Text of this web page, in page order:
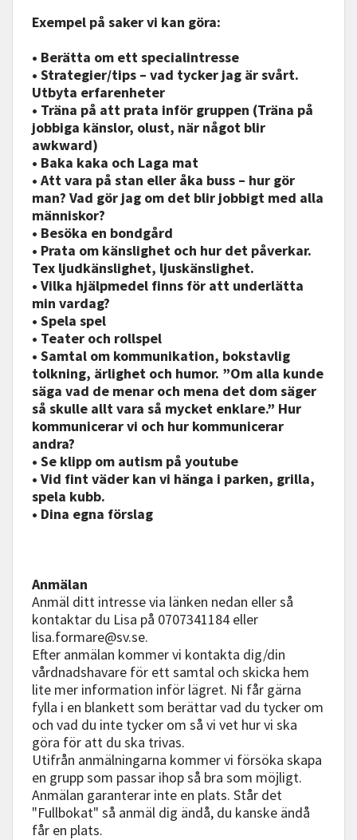
Exempel på saker vi kan göra:
• Berätta om ett specialintresse
• Strategier/tips – vad tycker jag är svårt.
Utbyta erfarenheter
• Träna på att prata inför gruppen (Träna på
jobbiga känslor, olust, när något blir
awkward)
• Baka kaka och Laga mat
• Att vara på stan eller åka buss – hur gör
man? Vad gör jag om det blir jobbigt med alla
människor?
• Besöka en bondgård
• Prata om känslighet och hur det påverkar.
Tex ljudkänslighet, ljuskänslighet.
• Vilka hjälpmedel finns för att underlätta
min vardag?
• Spela spel
• Teater och rollspel
• Samtal om kommunikation, bokstavlig
tolkning, ärlighet och humor. ”Om alla kunde
säga vad de menar och mena det dom säger
så skulle allt vara så mycket enklare.” Hur
kommunicerar vi och hur kommunicerar
andra?
• Se klipp om autism på youtube
• Vid fint väder kan vi hänga i parken, grilla,
spela kubb.
• Dina egna förslag
Anmälan
Anmäl ditt intresse via länken nedan eller så
kontaktar du Lisa på 0707341184 eller
lisa.formare@sv.se.
Efter anmälan kommer vi kontakta dig/din
vårdnadshavare för ett samtal och skicka hem
lite mer information inför lägret. Ni får gärna
fylla i en blankett som berättar vad du tycker om
och vad du inte tycker om så vi vet hur vi ska
göra för att du ska trivas.
Utifrån anmälningarna kommer vi försöka skapa
en grupp som passar ihop så bra som möjligt.
Anmälan garanterar inte en plats. Står det
"Fullbokat" så anmäl dig ändå, du kanske ändå
får en plats.